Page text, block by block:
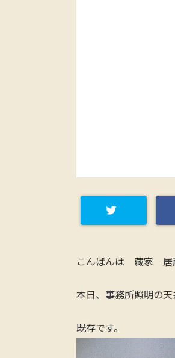
こんばんは 藏家 居
本日、事務所照明の
既存です